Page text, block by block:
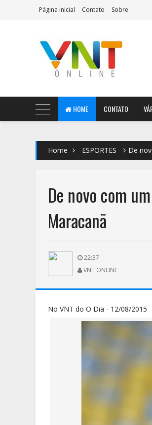
Página Inicial Contato Sobre
AeroMag Blogger Template
HOME CONTATO
Home ESPORTES De
De novo com
Maracanã
22:37
VNT ONLINE
No VNT do O Dia - 12/08/2015